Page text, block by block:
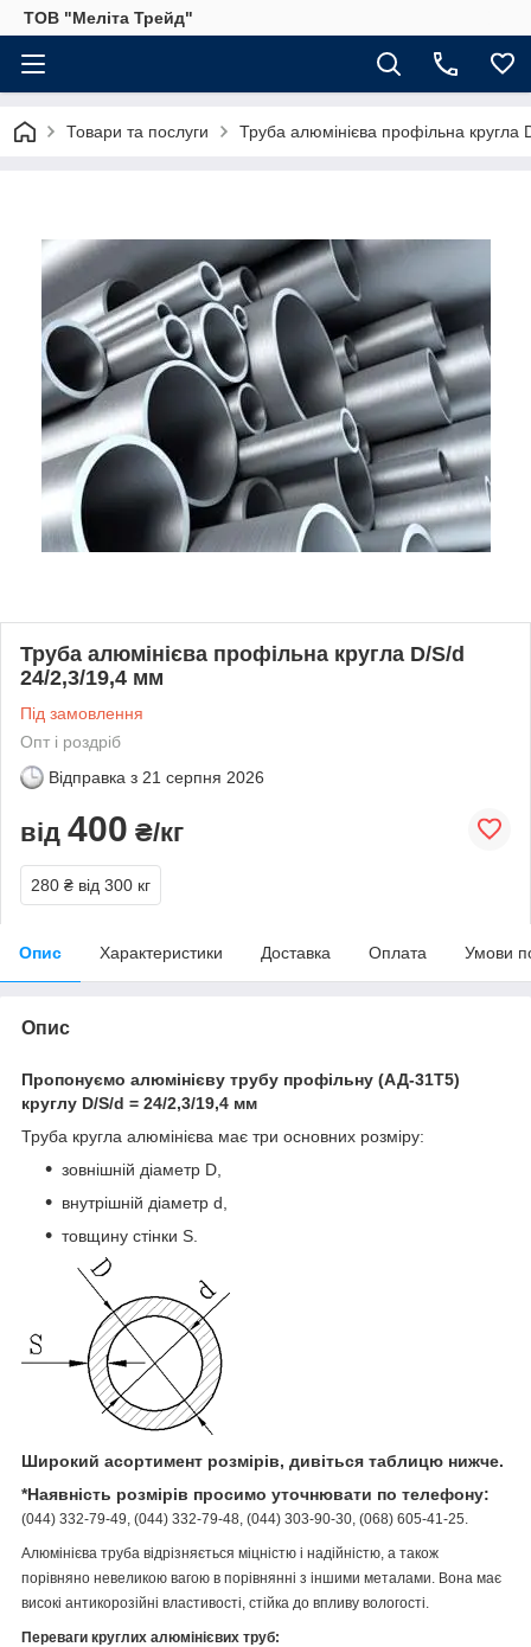
ТОВ "Меліта Трейд"
Товари та послуги Труба алюмінієва профільна
Труба алюмінієва профільна кругла D/S/d
24/2,3/19,4 мм
Під замовлення
Опт і роздріб
Відправка з 21 серпня 2026
від 400 ₴/кг
280 ₴ від 300 кг
Опис Характеристики Доставка Оплата Умови
Опис
Пропонуємо алюмінієву трубу профільну (АД-31Т5)
круглу D/S/d = 24/2,3/19,4 мм
Труба кругла алюмінієва має три основних розміру:
зовнішній діаметр D,
внутрішній діаметр d,
товщину стінки S.
Широкий асортимент розмірів, дивіться таблицю нижче.
*Наявність розмірів просимо уточнювати по телефону:
(044) 332-79-49, (044) 332-79-48, (044) 303-90-30, (068) 605-41-25.
Алюмінієва труба відрізняється міцністю і надійністю, а також
порівняно невеликою вагою в порівнянні з іншими металами. Вона має
високі антикорозійні властивості, стійка до впливу вологості.
Переваги круглих алюмінієвих труб: